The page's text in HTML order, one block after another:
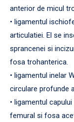
anterior de micul
• ligamentul
articulatiei. El se
sprancenei si
fosa trohanterica.
• ligamentul inelar
circulare profunde
• ligamentul
femural si fosa